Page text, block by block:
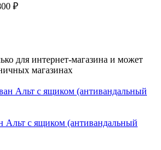
₽
для интернет-магазина и может
магазинах
Альт с ящиком (антивандальный